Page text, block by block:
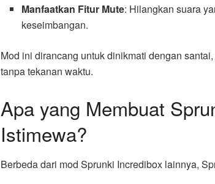
Manfaatkan Fitur Mute: Hilangkan suara
keseimbangan.
Mod ini dirancang untuk dinikmati dengan
tanpa tekanan waktu.
Apa yang Membuat
Istimewa?
Berbeda dari mod Sprunki Incredibox lainnya,